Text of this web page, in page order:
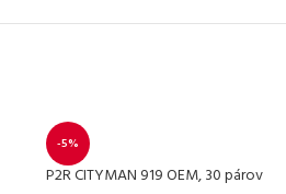
-5%
P2R CITYMAN 919 OEM, 30 párov